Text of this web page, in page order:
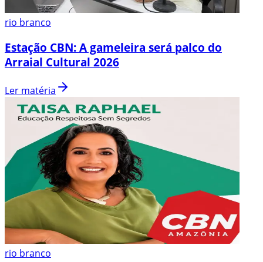
rio branco
Estação CBN: A gameleira será palco do
Arraial Cultural 2026
Ler matéria
rio branco